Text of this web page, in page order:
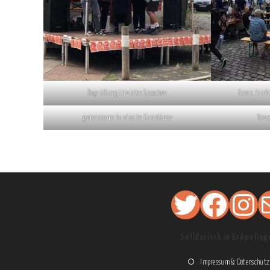
Begrüßung in vielen Sprachen Essen,
gemeinsame kurdische Kreistänze
Twitter Facebook Instagram Mail
Impressum & DatenschutzO